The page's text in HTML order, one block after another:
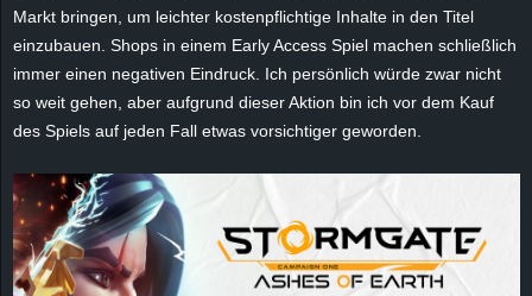
Markt bringen, um leichter kostenpflichtige Inhalte in den Titel
einzubauen. Shops in einem Early Access Spiel machen schließlich
immer einen negativen Eindruck. Ich persönlich würde zwar nicht
so weit gehen, aber aufgrund dieser Aktion bin ich vor dem Kauf
des Spiels auf jeden Fall etwas vorsichtiger geworden.